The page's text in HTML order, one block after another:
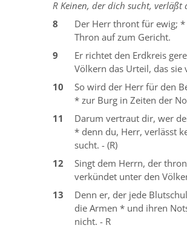
R Keinen, der dich sucht, verläßt
8
Der Herr thront für ewig; *
Thron auf zum Gericht.
9
Er richtet den Erdkreis
Völkern das Urteil, das sie
10
So wird der Herr für den
* zur Burg in Zeiten der
11
Darum vertraut dir, wer
* denn du, Herr, verlässt
sucht. - (R)
12
Singt dem Herrn, der
verkündet unter den
13
Denn er, der jede
die Armen * und ihren
nicht. - R